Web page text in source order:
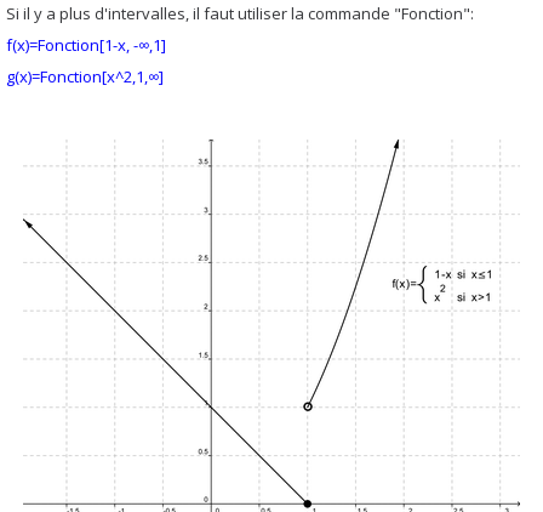
Si il y a plus d'intervalles, il faut utiliser la commande "Fonction":
f(x)=Fonction[1-x, -∞,1]
g(x)=Fonction[x^2,1,∞]